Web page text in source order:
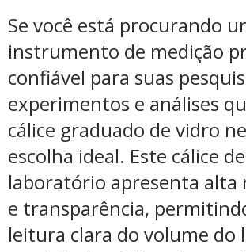
Se você está procurando
instrumento de medição
confiável para suas
experimentos e análises
cálice graduado de vidro
escolha ideal. Este cálice de
laboratório apresenta alta
e transparência,
leitura clara do volume do